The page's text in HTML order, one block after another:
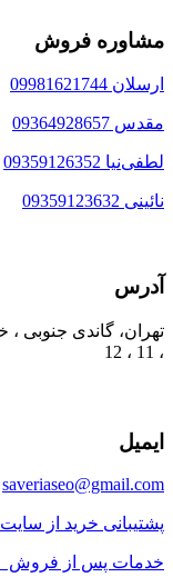
مشاوره فروش
ارسلان 09981621744
مقدس 09364928657
لطفی‌نیا 09359126352
نائینی 09359123632
آدرس
، 11 ، 12
ایمیل
saveriaseo@gmail.com
پشتیبانی خرید از سایت 09359127672
خدمات پس از فروش 09359124649